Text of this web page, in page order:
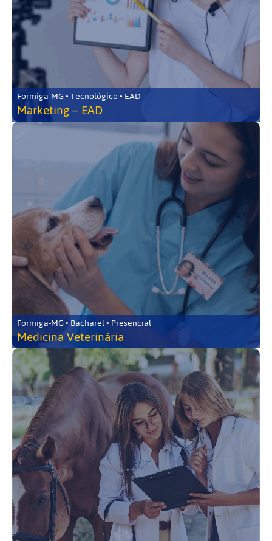
Formiga-MG • Tecnológico • EAD
Marketing – EAD
Formiga-MG • Bacharel • Presencial
Medicina Veterinária